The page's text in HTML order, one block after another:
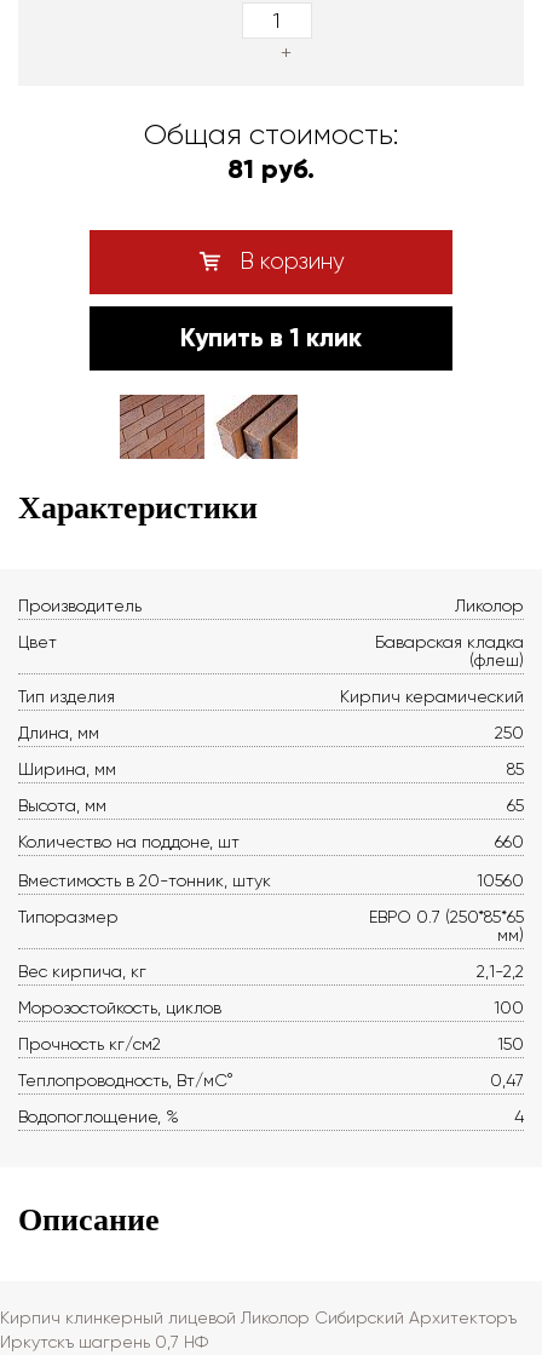
+
Общая стоимость:
81 руб.
В корзину
Купить в 1 клик
Характеристики
Производитель
Ликолор
Цвет
Баварская кладка
(флеш)
Тип изделия
Кирпич керамический
Длина, мм
250
Ширина, мм
85
Высота, мм
65
Количество на поддоне, шт
660
Вместимость в 20-тонник, штук
10560
Типоразмер
ЕВРО 0.7 (250*85*65
мм)
Вес кирпича, кг
2,1-2,2
Морозостойкость, циклов
100
Прочность кг/см2
150
Теплопроводность, Вт/мС°
0,47
Водопоглощение, %
4
Описание
Кирпич клинкерный лицевой Ликолор Сибирский Архитекторъ
Иркутскъ шагрень 0,7 НФ